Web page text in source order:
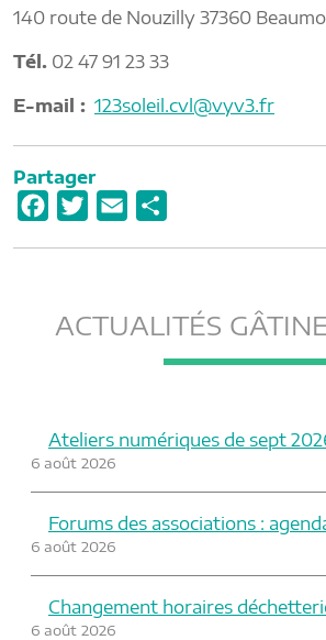
140 route de Nouzilly 37360
Tél. 02 47 91 23 33
E-mail : 123soleil.cvl@vyv3.fr
Partager
b
t
l
g
ACTUALITÉS
Ateliers numériques de sept
6 août 2026
Forums des associations :
6 août 2026
Changement horaires
6 août 2026